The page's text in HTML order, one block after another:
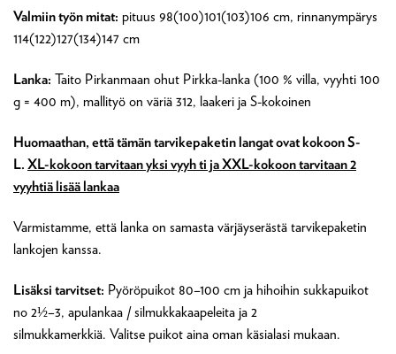
Valmiin työn mitat: pituus 98(100)101(103)106 cm, rinnanympärys
114(122)127(134)147 cm
Lanka: Taito Pirkanmaan ohut Pirkka-lanka (100 % villa, vyyhti 100
g = 400 m), mallityö on väriä 312, laakeri ja S-kokoinen
Huomaathan, että tämän tarvikepaketin langat ovat kokoon S-
L. XL-kokoon tarvitaan yksi vyyh ti ja XXL-kokoon tarvitaan 2
vyyhtiä lisää lankaa
Varmistamme, että lanka on samasta värjäyserästä tarvikepaketin
lankojen kanssa.
Lisäksi tarvitset: Pyöröpuikot 80–100 cm ja hihoihin sukkapuikot
no 2½–3, apulankaa / silmukkakaapeleita ja 2
silmukkamerkkiä. Valitse puikot aina oman käsialasi mukaan.